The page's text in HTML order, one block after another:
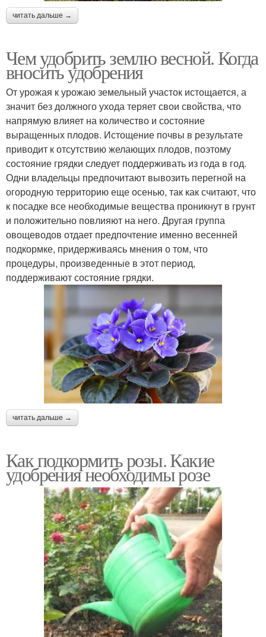
читать дальше →
Чем удобрить землю весной. Когда
вносить удобрения
От урожая к урожаю земельный участок истощается, а
значит без должного ухода теряет свои свойства, что
напрямую влияет на количество и состояние
выращенных плодов. Истощение почвы в результате
приводит к отсутствию желающих плодов, поэтому
состояние грядки следует поддерживать из года в год.
Одни владельцы предпочитают вывозить перегной на
огородную территорию еще осенью, так как считают, что
к посадке все необходимые вещества проникнут в грунт
и положительно повлияют на него. Другая группа
овощеводов отдает предпочтение именно весенней
подкормке, придерживаясь мнения о том, что
процедуры, произведенные в этот период,
поддерживают состояние грядки.
читать дальше →
Как подкормить розы. Какие
удобрения необходимы розе